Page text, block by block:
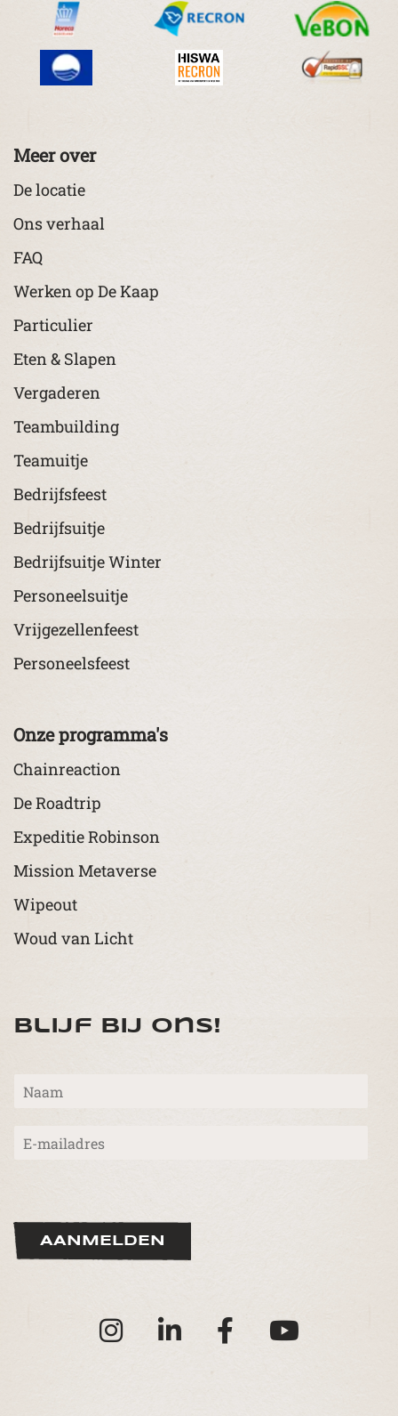
Meer over
De locatie
Ons verhaal
FAQ
Werken op De Kaap
Particulier
Eten & Slapen
Vergaderen
Teambuilding
Teamuitje
Bedrijfsfeest
Bedrijfsuitje
Bedrijfsuitje Winter
Personeelsuitje
Vrijgezellenfeest
Personeelsfeest
Onze programma's
Chainreaction
De Roadtrip
Expeditie Robinson
Mission Metaverse
Wipeout
Woud van Licht
Blijf bij ons!
m
l
*
AANMELDEN